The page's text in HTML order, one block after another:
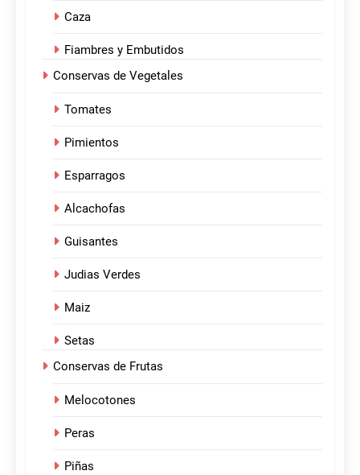
Caza
Fiambres y Embutidos
Conservas de Vegetales
Tomates
Pimientos
Esparragos
Alcachofas
Guisantes
Judias Verdes
Maiz
Setas
Conservas de Frutas
Melocotones
Peras
Piñas